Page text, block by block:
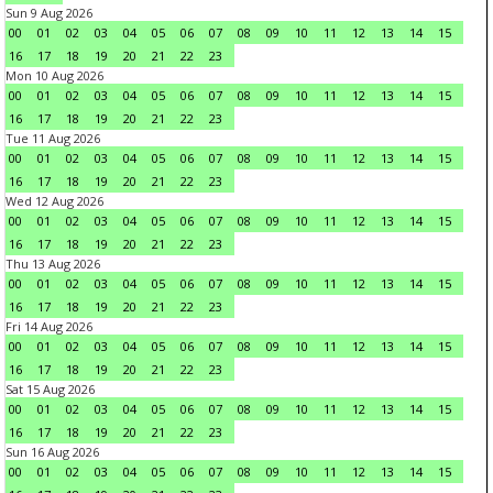
Sun 9 Aug 2026
00
01 02 03 04 05 06 07 08 09 10 11 12 13 14
15
16
17 18 19 20 21 22
23
Mon 10 Aug 2026
00
01 02 03 04 05 06 07 08 09 10 11 12 13 14
15
16
17 18 19 20 21 22
23
Tue 11 Aug 2026
00
01 02 03 04 05 06 07 08 09 10 11 12 13 14
15
16
17 18 19 20 21 22
23
Wed 12 Aug 2026
00
01 02 03 04 05 06 07 08 09 10 11 12 13 14
15
16
17 18 19 20 21 22
23
Thu 13 Aug 2026
00
01 02 03 04 05 06 07 08 09 10 11 12 13 14
15
16
17 18 19 20 21 22
23
Fri 14 Aug 2026
00
01 02 03 04 05 06 07 08 09 10 11 12 13 14
15
16
17 18 19 20 21 22
23
Sat 15 Aug 2026
00
01 02 03 04 05 06 07 08 09 10 11 12 13 14
15
16
17 18 19 20 21 22
23
Sun 16 Aug 2026
00
01 02 03 04 05 06 07 08 09 10 11 12 13 14
15